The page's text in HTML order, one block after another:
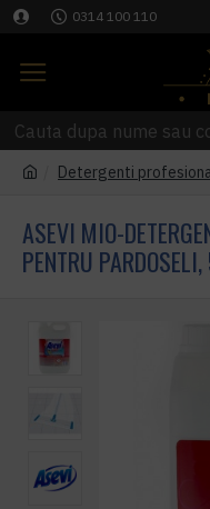
0314 100 110
Detergenti
ASEVI MIO-
PENTRU